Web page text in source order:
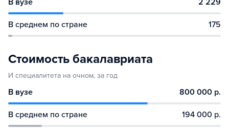
В вузе 2 229
В среднем по стране 175
Стоимость бакалавриата
И специалитета на очном, за год
В вузе 800 000 р.
В среднем по стране 194 000 р.